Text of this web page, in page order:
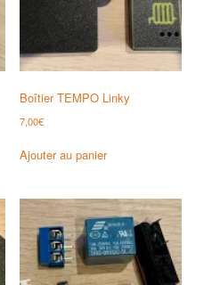
Boîtier TEMPO Linky
7,00€
Ajouter au panier